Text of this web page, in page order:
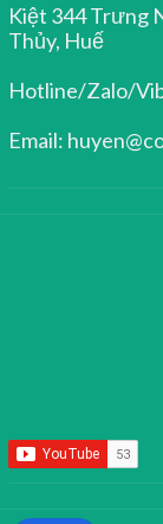
Kiệt 344 Trưng
Thủy, Huế
Hotline/Zalo/
Email: